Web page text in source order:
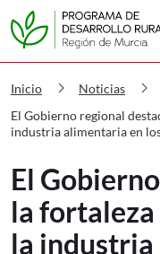
PDR El
Inicio chevron_right Noticias chevron_right
El Gobierno regional
industria alimentaria en
El
la
la